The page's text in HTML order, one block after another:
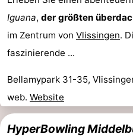
Iguana, der größten
im Zentrum von Vlissingen.
faszinierende ...
Bellamypark 31-35,
web. Website
HyperBowling